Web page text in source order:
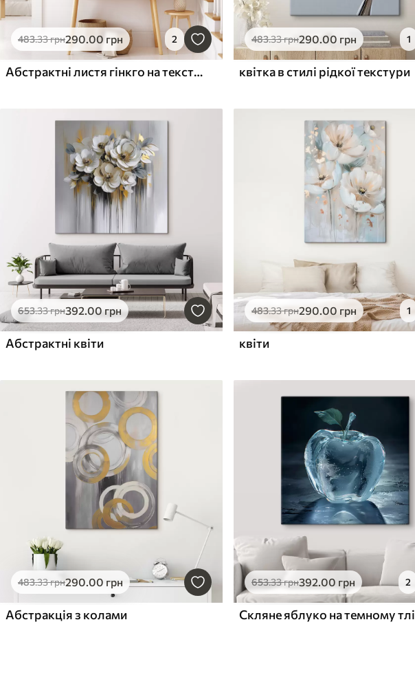
483.33грн290.00 грн 2
Абстрактні листя гінкго на текстурованому світлому тлі, елегантна та абстрактна композиція
483.33грн290.00 грн 1
квітка в стилі рідкої текстури
653.33грн392.00 грн
Абстрактні квіти
483.33грн290.00 грн 1
квіти
483.33грн290.00 грн
Абстракція з колами
653.33грн392.00 грн 2
Скляне яблуко на темному тлі